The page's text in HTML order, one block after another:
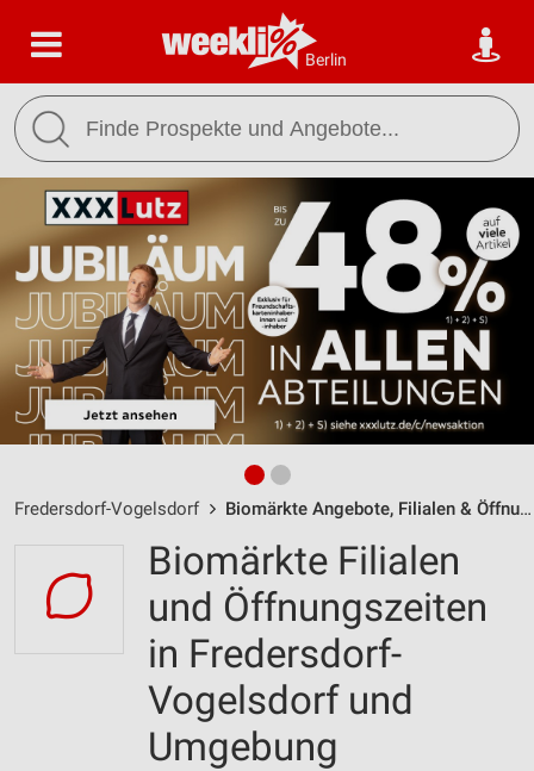
Berlin
Fredersdorf-Vogelsdorf Biomärkte Angebote, Filialen & Öffnungszeiten
Biomärkte Filialen
und Öffnungszeiten
in Fredersdorf-
Vogelsdorf und
Umgebung